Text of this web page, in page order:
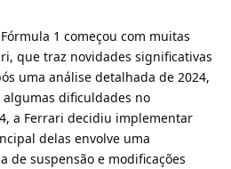
1 começou com muitas
que traz novidades significativas
uma análise detalhada de 2024,
dificuldades no
a Ferrari decidiu implementar
delas envolve uma
de suspensão e modificações